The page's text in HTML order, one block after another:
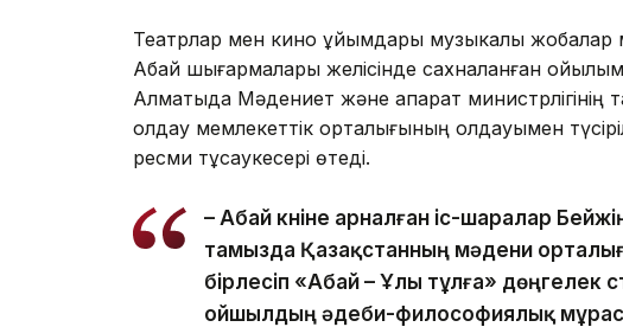
Театрлар мен кино ұйымдары музыкалық
Абай шығармалары желісінде сахналанған
Алматыда Мәдениет және ақпарат
қолдау мемлекеттік орталығының қолдауымен
ресми тұсаукесері өтеді.
– Абай күніне арналған іс-шаралар
тамызда Қазақстанның мәдени
бірлесіп «Абай – Ұлы тұлға» дөңгелек
ойшылдың әдеби-философиялық